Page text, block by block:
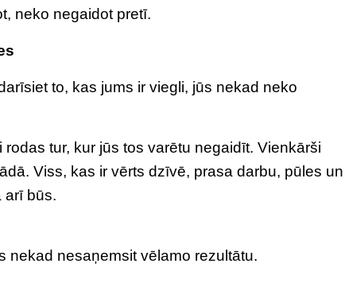
neko negaidot pretī.
to, kas jums ir viegli, jūs nekad neko
tur, kur jūs tos varētu negaidīt. Vienkārši
Viss, kas ir vērts dzīvē, prasa darbu, pūles un
arī būs.
nekad nesaņemsit vēlamo rezultātu.